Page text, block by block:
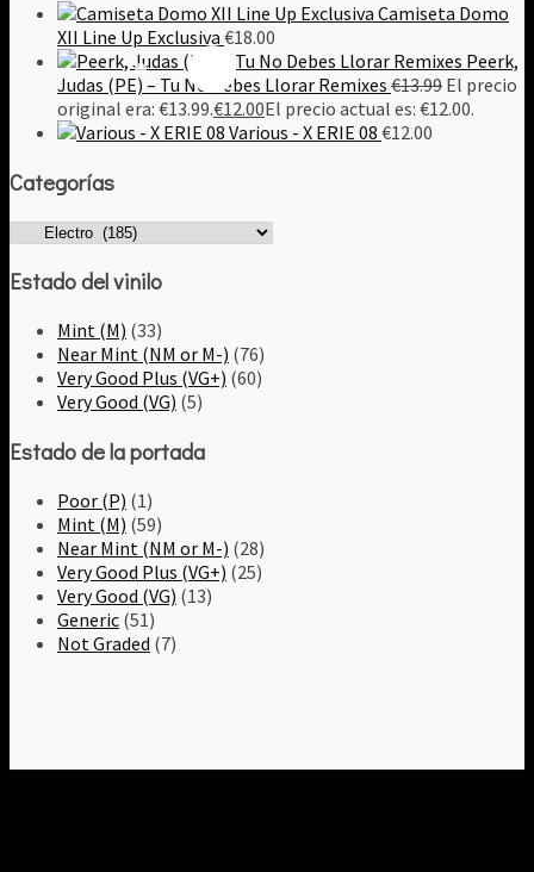
Camiseta Domo
XII Line Up Exclusiva €18.00
Peerk,
Judas (PE) – Tu No Debes Llorar Remixes €13.99 El precio
original era: €13.99.€12.00El precio actual es: €12.00.
Various - X ERIE 08 €12.00
Categorías
Estado del vinilo
Mint (M) (33)
Near Mint (NM or M-) (76)
Very Good Plus (VG+) (60)
Very Good (VG) (5)
Estado de la portada
Poor (P) (1)
Mint (M) (59)
Near Mint (NM or M-) (28)
Very Good Plus (VG+) (25)
Very Good (VG) (13)
Generic (51)
Not Graded (7)